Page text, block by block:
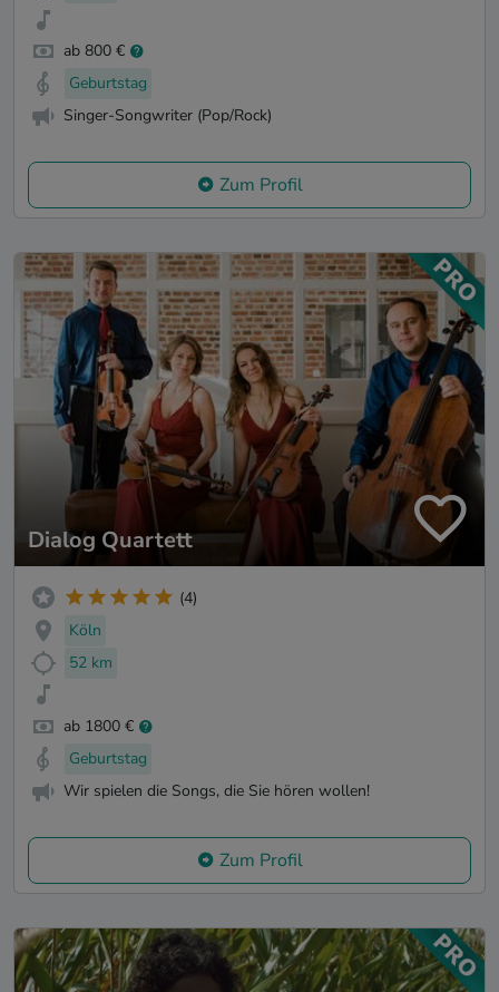
ab 800 €
Geburtstag
Singer-Songwriter (Pop/Rock)
Zum Profil
Dialog Quartett
(4)
Köln
52 km
ab 1800 €
Geburtstag
Wir spielen die Songs, die Sie hören wollen!
Zum Profil